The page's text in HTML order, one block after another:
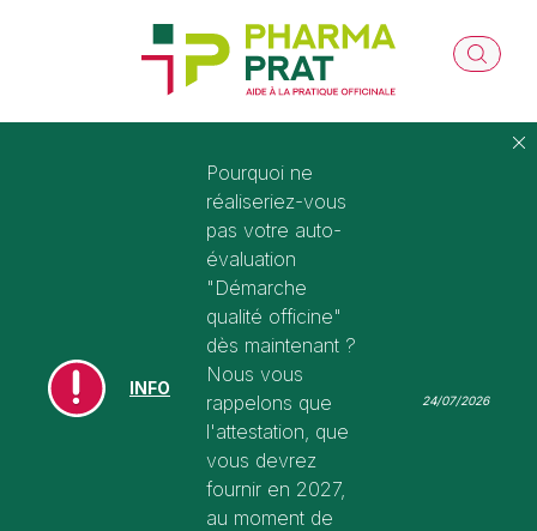
INFO
Pourquoi ne
réaliseriez-vous
pas votre auto-
évaluation
"Démarche
qualité officine"
dès maintenant ?
Nous vous
rappelons que
l'attestation, que
vous devrez
fournir en 2027,
au moment de
24/07/2026